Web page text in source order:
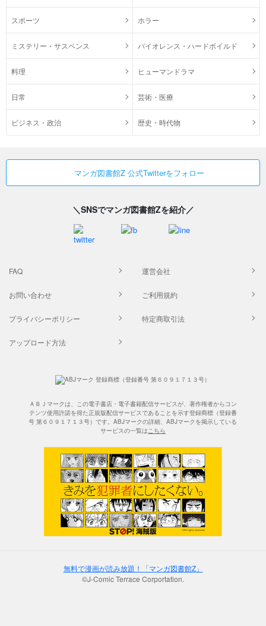
スポーツ ホラー
ミステリー・サスペンス バイオレンス・ハードボイルド
料理 ヒューマンドラマ
日常 芸術・医療
ビジネス・政治 歴史・時代物
マンガ図書館Z 公式Twitterをフォロー
＼SNSでマンガ図書館Zを紹介／
FAQ 運営会社
お問い合わせ ご利用規約
プライバシーポリシー 特定商取引法
アップロード方法
ＡＢＪマークは、この電子書店・電子書籍配信サービスが、著作権者からコン
テンツ使用許諾を得た正規版配信サービスであることを示す登録商標（登録番
号 第６０９１７１３号）です。ABJマークの詳細、ABJマークを掲示している
サービスの一覧はこちら
無料で漫画が読み放題！「マンガ図書館Z」
©J-Comic Terrace Corportation.